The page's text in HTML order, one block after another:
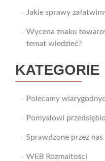
Jakie sprawy
Wycena znaku
temat wiedzieć?
KATEGORIE
Polecamy
Pomysłowi
Sprawdzone przez nas
WEB Rozmaitości